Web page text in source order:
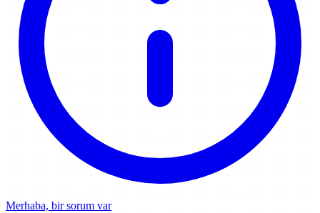
Merhaba, bir sorum var